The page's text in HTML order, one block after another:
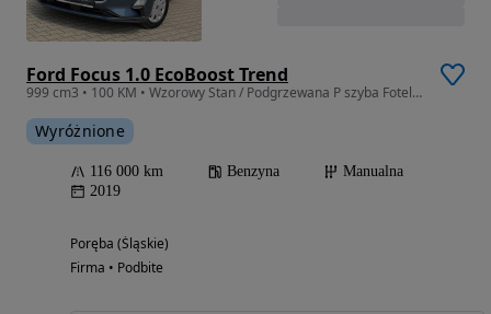
Ford Focus 1.0 EcoBoost Trend
999 cm3 • 100 KM • Wzorowy Stan / Podgrzewana P szyba Fotele i Kierownica / Led
Wyróżnione
116 000 km Benzyna
Manualna
2019
Poręba (Śląskie)
Firma • Podbite